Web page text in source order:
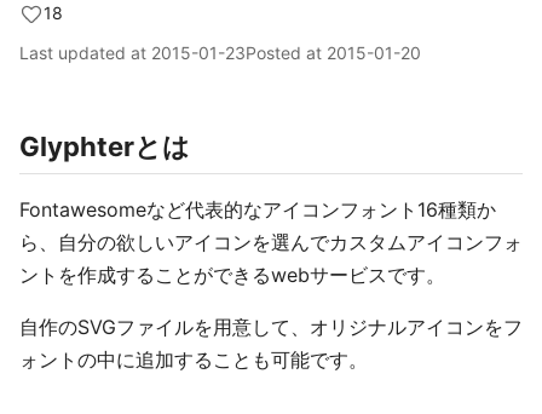
18
Last updated at 2015-01-23Posted at 2015-01-20
Glyphterとは
Fontawesomeなど代表的なアイコンフォント16種類か
ら、自分の欲しいアイコンを選んでカスタムアイコンフォ
ントを作成することができるwebサービスです。
自作のSVGファイルを用意して、オリジナルアイコンをフ
ォントの中に追加することも可能です。